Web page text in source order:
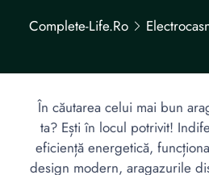
Complete-Life.ro
În căutarea celui mai bun
ta? Ești în locul potrivit!
eficiență energetică,
design modern, aragazurile